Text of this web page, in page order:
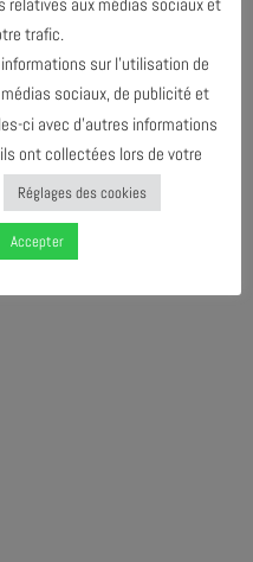
trafic.
sur l’utilisation de
sociaux, de publicité et
ci avec d’autres informations
ont collectées lors de votre
Réglages des cookies
Accepter